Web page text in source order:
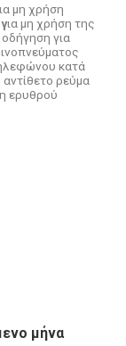
μη χρήση
για μη χρήση της
για
κατά
ρεύμα
ερυθρού
μήνα